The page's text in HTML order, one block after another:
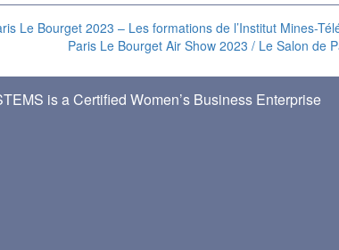
Le Bourget 2023 – Les formations de l’Institut Mines-
Paris Le Bourget Air Show 2023 / Le Salon de
is a Certified Women’s Business Enterprise